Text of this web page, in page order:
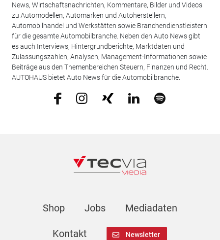
News, Wirtschaftsnachrichten, Kommentare, Bilder und Videos
zu Automodellen, Automarken und Autoherstellern,
Automobilhandel und Werkstätten sowie Branchendienstleistern
für die gesamte Automobilbranche. Neben den Auto News gibt
es auch Interviews, Hintergrundberichte, Marktdaten und
Zulassungszahlen, Analysen, Management-Informationen sowie
Beiträge aus den Themenbereichen Steuern, Finanzen und Recht.
AUTOHAUS bietet Auto News für die Automobilbranche.
Shop Jobs Mediadaten
Kontakt Newsletter